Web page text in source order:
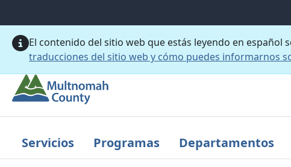
El contenido del sitio web que estás leyendo en español
traducciones del sitio web y cómo puedes informarnos
Servicios Programas Departamentos